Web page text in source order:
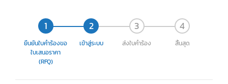
ยืนยันใบคำร้องขอ
ใบเสนอราคา
(RFQ)
เข้าสู่ระบบ ส่งใบคำร้อง สิ้นสุด